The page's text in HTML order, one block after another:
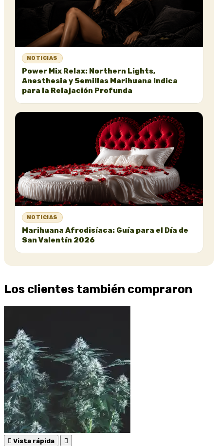
NOTICIAS
Power Mix Relax: Northern Lights,
Anesthesia y Semillas Marihuana Indica
para la Relajación Profunda
NOTICIAS
Marihuana Afrodisíaca: Guía para el Día de
San Valentín 2026
Los clientes también compraron
 Vista rápida 